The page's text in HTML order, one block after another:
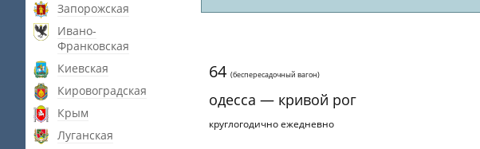
Запорожская
Ивано-
Франковская
Киевская
Кировоградская
Крым
Луганская
64 (беспересадочный вагон)
одесса — кривой рог
круглогодично ежедневно